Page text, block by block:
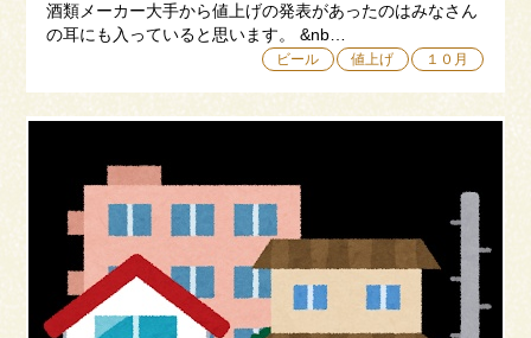
酒類メーカー大手から値上げの発表があったのはみなさん
の耳にも入っていると思います。 &nb…
ビール 値上げ １０月